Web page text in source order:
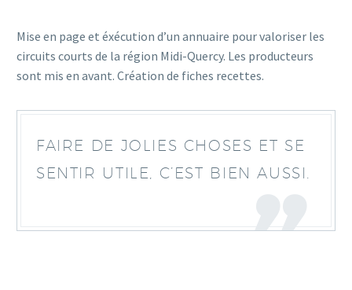
Mise en page et éxécution d’un annuaire pour valoriser les
circuits courts de la région Midi-Quercy. Les producteurs
sont mis en avant. Création de fiches recettes.
FAIRE DE JOLIES CHOSES ET SE
SENTIR UTILE, C’EST BIEN AUSSI.